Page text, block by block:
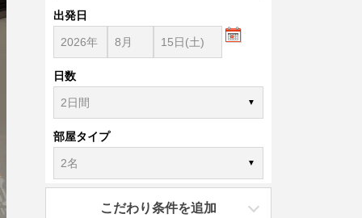
出発日
日数
部屋タイプ
こだわり条件を追加